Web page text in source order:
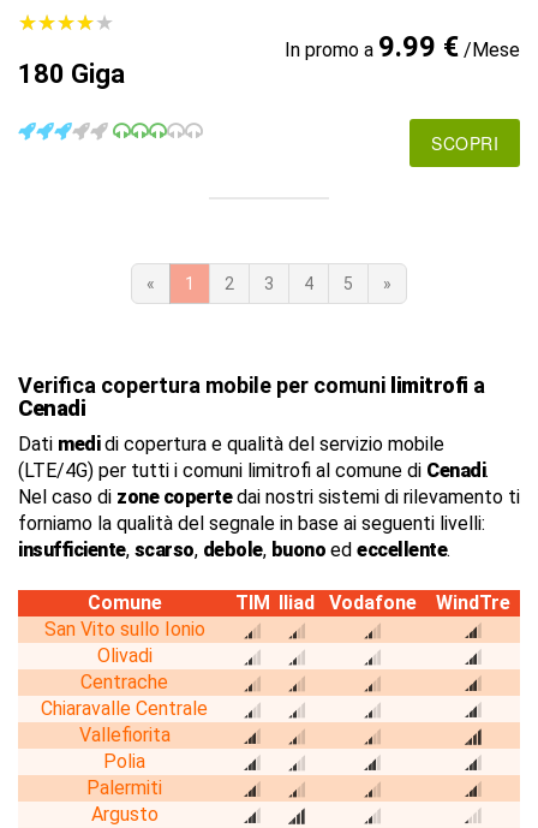
★★★★★
★★★★★
180 Giga
In promo a 9.99 €/Mese
SCOPRI
« 1 2 3 4 5 »
Verifica copertura mobile per comuni limitrofi a
Cenadi
Dati medidi copertura e qualità del servizio mobile
(LTE/4G) per tutti i comuni limitrofi al comune di Cenadi.
Nel caso di zone copertedai nostri sistemi di rilevamento ti
forniamo la qualità del segnale in base ai seguenti livelli:
insufficiente, scarso, debole, buono ed eccellente.
Comune TIM Iliad Vodafone
WindTre
San Vito sullo Ionio
Olivadi
Centrache
Chiaravalle Centrale
Vallefiorita
Polia
Palermiti
Argusto